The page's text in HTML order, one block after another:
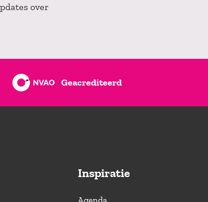
over
Geacrediteerd
Inspiratie